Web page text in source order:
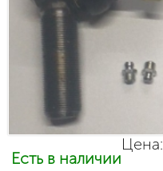
Цена:
Есть в наличии